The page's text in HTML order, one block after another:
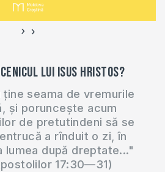
‹ ›
lui Isus Hristos?
ține seama de vremurile
și poruncește acum
de pretutindeni să se
a rînduit o zi, în
lumea după dreptate..."
17:30—31)